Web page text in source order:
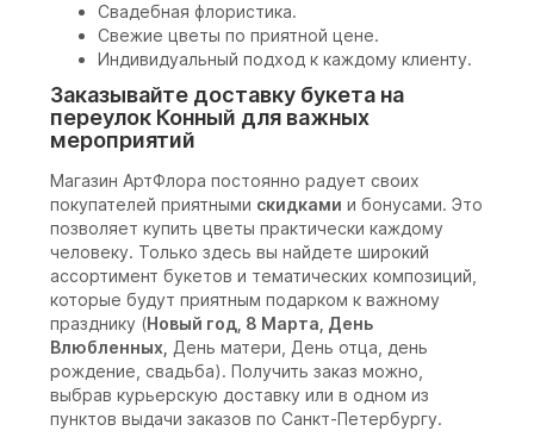
Свадебная флористика.
Свежие цветы по приятной цене.
Индивидуальный подход к каждому клиенту.
Заказывайте доставку букета на
переулок Конный для важных
мероприятий
Магазин АртФлора постоянно радует своих
покупателей приятными скидками и бонусами. Это
позволяет купить цветы практически каждому
человеку. Только здесь вы найдете широкий
ассортимент букетов и тематических композиций,
которые будут приятным подарком к важному
празднику (Новый год, 8 Марта, День
Влюбленных, День матери, День отца, день
рождение, свадьба). Получить заказ можно,
выбрав курьерскую доставку или в одном из
пунктов выдачи заказов по Санкт-Петербургу.